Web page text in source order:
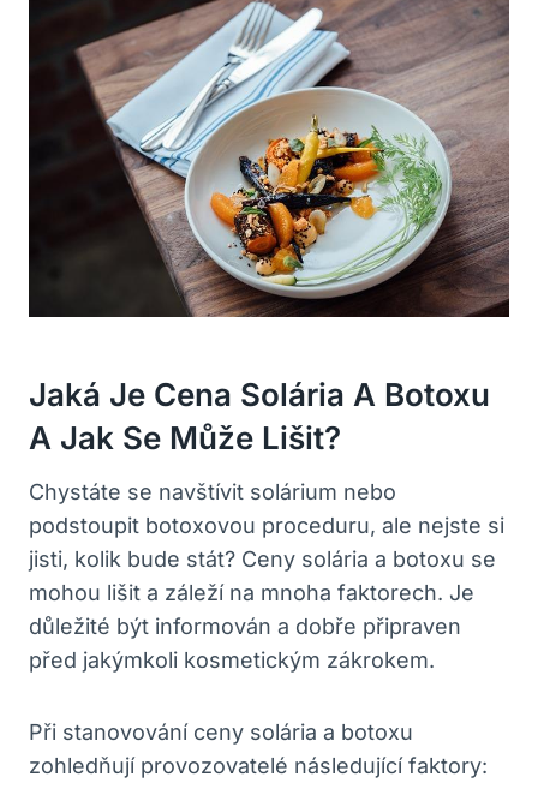
Jaká Je Cena Solária A Botoxu
A Jak Se Může Lišit?
Chystáte se navštívit solárium nebo
podstoupit botoxovou proceduru, ale nejste si
jisti, kolik bude stát? Ceny solária a botoxu se
mohou lišit a záleží na mnoha faktorech. Je
důležité být informován a dobře připraven
před jakýmkoli kosmetickým zákrokem.
Při stanovování ceny solária a botoxu
zohledňují provozovatelé následující faktory: